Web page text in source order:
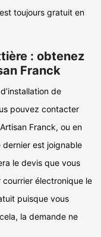
toujours gratuit en
: obtenez
Franck
de
pouvez contacter
Franck, ou en
dernier est joignable
le devis que vous
électronique le
puisque vous
la demande ne